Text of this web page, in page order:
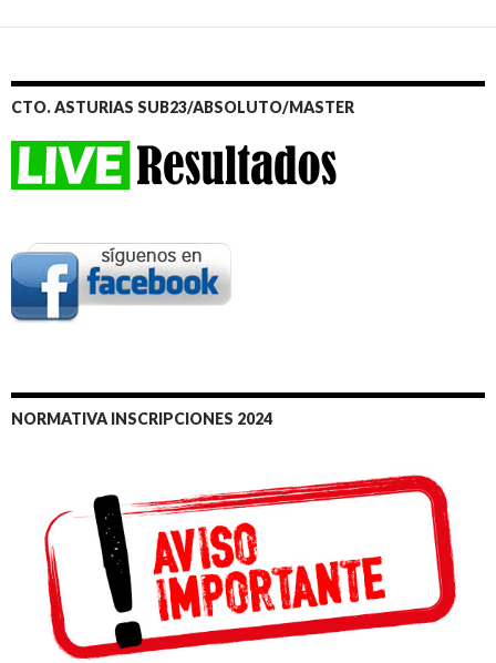
CTO. ASTURIAS SUB23/ABSOLUTO/MASTER
NORMATIVA INSCRIPCIONES 2024